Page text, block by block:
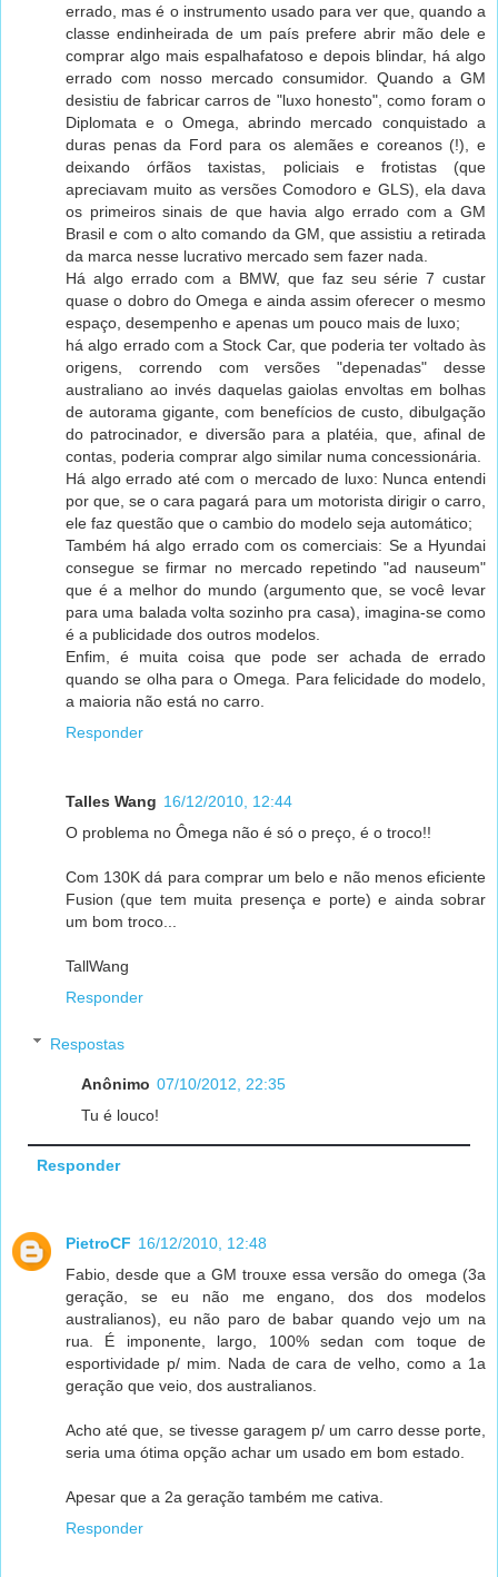
errado, mas é o instrumento usado para ver que, quando a
classe endinheirada de um país prefere abrir mão dele e
comprar algo mais espalhafatoso e depois blindar, há algo
errado com nosso mercado consumidor. Quando a GM
desistiu de fabricar carros de "luxo honesto", como foram o
Diplomata e o Omega, abrindo mercado conquistado a
duras penas da Ford para os alemães e coreanos (!), e
deixando órfãos taxistas, policiais e frotistas (que
apreciavam muito as versões Comodoro e GLS), ela dava
os primeiros sinais de que havia algo errado com a GM
Brasil e com o alto comando da GM, que assistiu a retirada
da marca nesse lucrativo mercado sem fazer nada.
Há algo errado com a BMW, que faz seu série 7 custar
quase o dobro do Omega e ainda assim oferecer o mesmo
espaço, desempenho e apenas um pouco mais de luxo;
há algo errado com a Stock Car, que poderia ter voltado às
origens, correndo com versões "depenadas" desse
australiano ao invés daquelas gaiolas envoltas em bolhas
de autorama gigante, com benefícios de custo, dibulgação
do patrocinador, e diversão para a platéia, que, afinal de
contas, poderia comprar algo similar numa concessionária.
Há algo errado até com o mercado de luxo: Nunca entendi
por que, se o cara pagará para um motorista dirigir o carro,
ele faz questão que o cambio do modelo seja automático;
Também há algo errado com os comerciais: Se a Hyundai
consegue se firmar no mercado repetindo "ad nauseum"
que é a melhor do mundo (argumento que, se você levar
para uma balada volta sozinho pra casa), imagina-se como
é a publicidade dos outros modelos.
Enfim, é muita coisa que pode ser achada de errado
quando se olha para o Omega. Para felicidade do modelo,
a maioria não está no carro.
Responder
Talles Wang 16/12/2010, 12:44
O problema no Ômega não é só o preço, é o troco!!
Com 130K dá para comprar um belo e não menos eficiente
Fusion (que tem muita presença e porte) e ainda sobrar
um bom troco...
TallWang
Responder
Respostas
Anônimo 07/10/2012, 22:35
Tu é louco!
Responder
PietroCF 16/12/2010, 12:48
Fabio, desde que a GM trouxe essa versão do omega (3a
geração, se eu não me engano, dos dos modelos
australianos), eu não paro de babar quando vejo um na
rua. É imponente, largo, 100% sedan com toque de
esportividade p/ mim. Nada de cara de velho, como a 1a
geração que veio, dos australianos.
Acho até que, se tivesse garagem p/ um carro desse porte,
seria uma ótima opção achar um usado em bom estado.
Apesar que a 2a geração também me cativa.
Responder